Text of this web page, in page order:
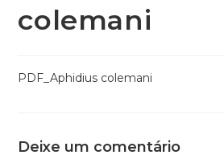
colemani
PDF_Aphidius colemani
Deixe um comentário